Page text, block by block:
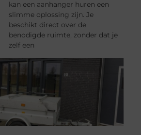
kan een aanhanger huren een
slimme oplossing zijn. Je
beschikt direct over de
benodigde ruimte, zonder dat je
zelf een